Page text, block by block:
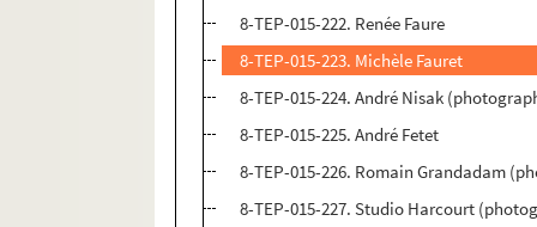
8-TEP-015-222. Renée Faure
8-TEP-015-223. Michèle Fauret
8-TEP-015-224. André Nisak
8-TEP-015-225. André Fetet
8-TEP-015-226. Romain Grandadam
8-TEP-015-227. Studio Harcourt